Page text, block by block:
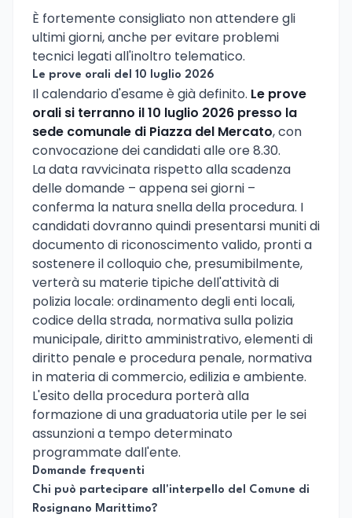
È fortemente consigliato non attendere gli
ultimi giorni, anche per evitare problemi
tecnici legati all'inoltro telematico.
Le prove orali del 10 luglio 2026
Il calendario d'esame è già definito. Le prove
orali si terranno il 10 luglio 2026 presso la
sede comunale di Piazza del Mercato, con
convocazione dei candidati alle ore 8.30.
La data ravvicinata rispetto alla scadenza
delle domande – appena sei giorni –
conferma la natura snella della procedura. I
candidati dovranno quindi presentarsi muniti di
documento di riconoscimento valido, pronti a
sostenere il colloquio che, presumibilmente,
verterà su materie tipiche dell'attività di
polizia locale: ordinamento degli enti locali,
codice della strada, normativa sulla polizia
municipale, diritto amministrativo, elementi di
diritto penale e procedura penale, normativa
in materia di commercio, edilizia e ambiente.
L'esito della procedura porterà alla
formazione di una graduatoria utile per le sei
assunzioni a tempo determinato
programmate dall'ente.
Domande frequenti
Chi può partecipare all'interpello del Comune di
Rosignano Marittimo?